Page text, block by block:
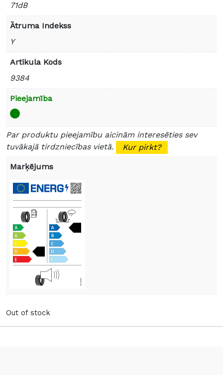
71dB
Ātruma Indekss
Y
Artikula Kods
9384
Pieejamība
Par produktu pieejamību aicinām interesēties sev
tuvākajā tirdzniecības vietā.
Kur pirkt?
Marķējums
Out of stock